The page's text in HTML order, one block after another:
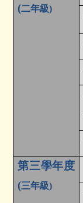
(二年級)
第三學年度
(三年級)